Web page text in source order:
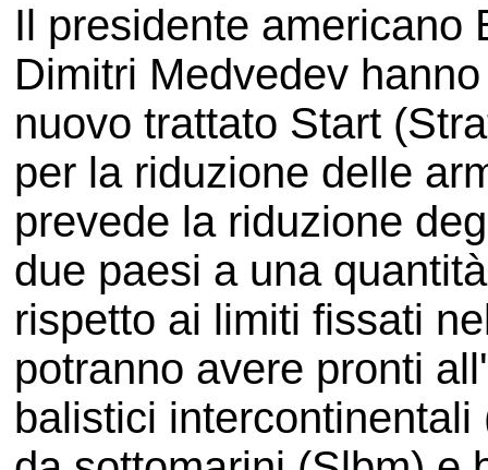
Il presidente americano
Dimitri Medvedev
nuovo trattato Start
per la riduzione delle
prevede la riduzione
due paesi a una
rispetto ai limiti fissati
potranno avere pronti
balistici